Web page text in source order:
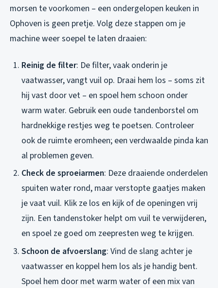
morsen te voorkomen – een ondergelopen keuken in
Ophoven is geen pretje. Volg deze stappen om je
machine weer soepel te laten draaien:
Reinig de filter: De filter, vaak onderin je
vaatwasser, vangt vuil op. Draai hem los – soms zit
hij vast door vet – en spoel hem schoon onder
warm water. Gebruik een oude tandenborstel om
hardnekkige restjes weg te poetsen. Controleer
ook de ruimte eromheen; een verdwaalde pinda kan
al problemen geven.
Check de sproeiarmen: Deze draaiende onderdelen
spuiten water rond, maar verstopte gaatjes maken
je vaat vuil. Klik ze los en kijk of de openingen vrij
zijn. Een tandenstoker helpt om vuil te verwijderen,
en spoel ze goed om zeepresten weg te krijgen.
Schoon de afvoerslang: Vind de slang achter je
vaatwasser en koppel hem los als je handig bent.
Spoel hem door met warm water of een mix van